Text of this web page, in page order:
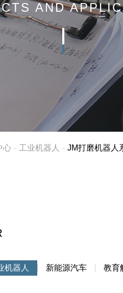
公示公告
视频中心
工业机器人
AND
心 工业机器人 JM打磨机器人
机器人 新能源汽车 教育